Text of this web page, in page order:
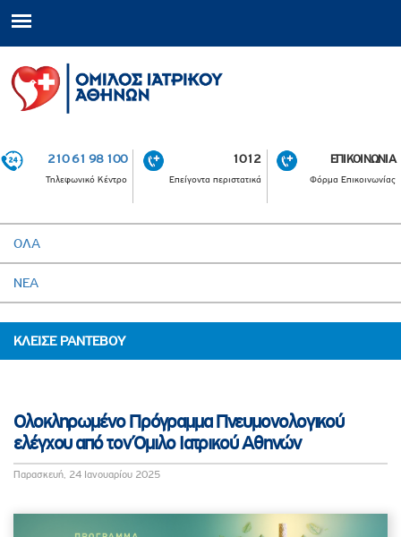
210 61 98 100
Τηλεφωνικό Κέντρο
1012
Επείγοντα περιστατικά
ΕΠΙΚΟΙΝΩΝΙΑ
Φόρμα Επικοινωνίας
ΟΛΑ
ΝΕΑ
ΚΛΕΙΣΕ ΡΑΝΤΕΒΟΥ
Ολοκληρωμένο Πρόγραμμα Πνευμονολογικού
ελέγχου από τον Όμιλο Ιατρικού Αθηνών
Παρασκευή, 24 Ιανουαρίου 2025